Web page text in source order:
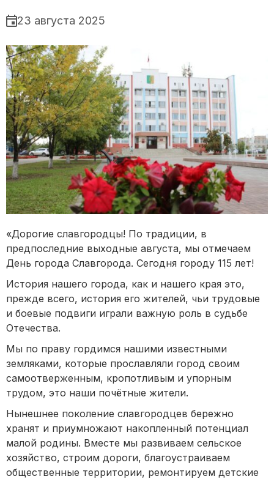
23 августа 2025
«Дорогие славгородцы! По традиции, в
предпоследние выходные августа, мы отмечаем
День города Славгорода. Сегодня городу 115 лет!
История нашего города, как и нашего края это,
прежде всего, история его жителей, чьи трудовые
и боевые подвиги играли важную роль в судьбе
Отечества.
Мы по праву гордимся нашими известными
земляками, которые прославляли город своим
самоотверженным, кропотливым и упорным
трудом, это наши почётные жители.
Нынешнее поколение славгородцев бережно
хранят и приумножают накопленный потенциал
малой родины. Вместе мы развиваем сельское
хозяйство, строим дороги, благоустраиваем
общественные территории, ремонтируем детские